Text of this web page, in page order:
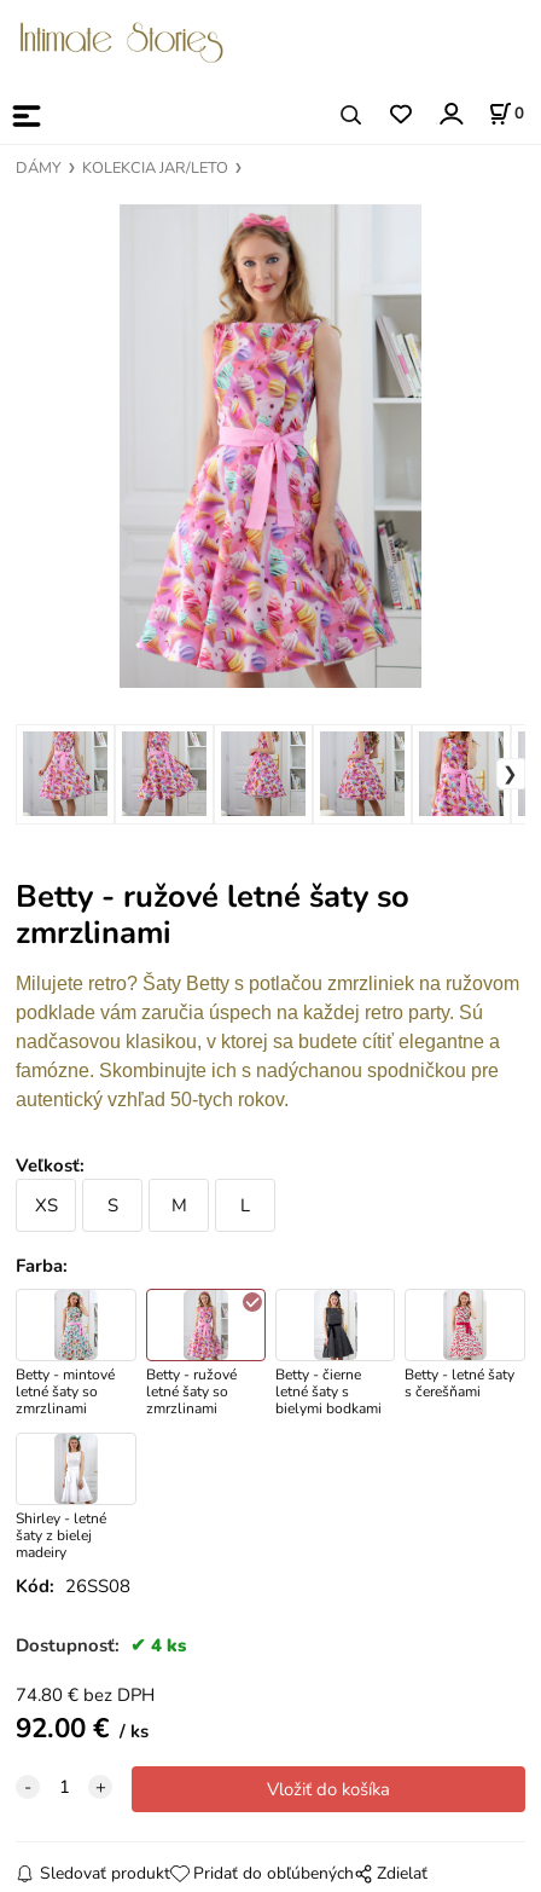
0
DÁMY KOLEKCIA JAR/LETO
Betty - ružové letné šaty so
zmrzlinami
Milujete retro? Šaty Betty s potlačou zmrzliniek na ružovom
podklade vám zaručia úspech na každej retro party. Sú
nadčasovou klasikou, v ktorej sa budete cítiť elegantne a
famózne. Skombinujte ich s nadýchanou spodničkou pre
autentický vzhľad 50-tych rokov.
Veľkosť:
XS
S M L
Farba:
Betty - mintové
letné šaty so
zmrzlinami
Betty - ružové
letné šaty so
zmrzlinami
Betty - čierne
letné šaty s
bielymi bodkami
Betty - letné šaty
s čerešňami
Shirley - letné
šaty z bielej
madeiry
Kód: 26SS08
Dostupnosť: 4 ks
74.80 € bez DPH
92.00€ ks
Sledovať produkt Pridať do obľúbených Zdielať